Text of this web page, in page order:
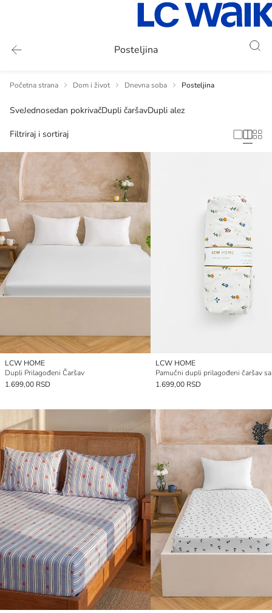
Posteljina
Početna strana Dom i život Dnevna soba Posteljina
SveJednosedan pokrivačDupli čaršavDupli alez
Filtriraj i sortiraj
LCW HOME
Dupli Prilagođeni Čaršav
1.699,00 RSD
LCW HOME
1.699,00 RSD